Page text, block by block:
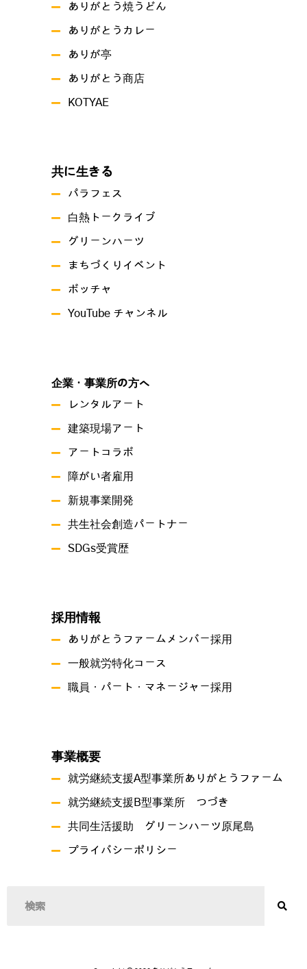
ありがとう焼うどん
ありがとうカレー
ありが亭
ありがとう商店
KOTYAE
共に生きる
パラフェス
白熱トークライブ
グリーンハーツ
まちづくりイベント
ボッチャ
YouTube チャンネル
企業・事業所の方へ
レンタルアート
建築現場アート
アートコラボ
障がい者雇用
新規事業開発
共生社会創造パートナー
SDGs受賞歴
採用情報
ありがとうファームメンバー採用
一般就労特化コース
職員・パート・マネージャー採用
事業概要
就労継続支援A型事業所ありがとうファーム
就労継続支援B型事業所 つづき
共同生活援助 グリーンハーツ原尾島
プライバシーポリシー